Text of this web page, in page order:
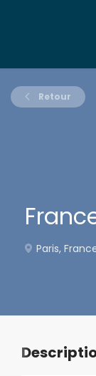
Retour
Paris,